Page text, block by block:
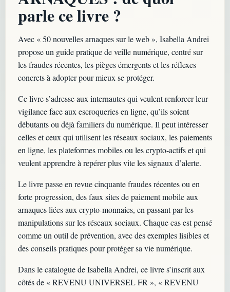
parle ce livre ?
Avec « 50 nouvelles arnaques sur le web », Isabella Andrei
propose un guide pratique de veille numérique, centré sur
les fraudes récentes, les pièges émergents et les réflexes
concrets à adopter pour mieux se protéger.
Ce livre s’adresse aux internautes qui veulent renforcer leur
vigilance face aux escroqueries en ligne, qu’ils soient
débutants ou déjà familiers du numérique. Il peut intéresser
celles et ceux qui utilisent les réseaux sociaux, les paiements
en ligne, les plateformes mobiles ou les crypto-actifs et qui
veulent apprendre à repérer plus vite les signaux d’alerte.
Le livre passe en revue cinquante fraudes récentes ou en
forte progression, des faux sites de paiement mobile aux
arnaques liées aux crypto-monnaies, en passant par les
manipulations sur les réseaux sociaux. Chaque cas est pensé
comme un outil de prévention, avec des exemples lisibles et
des conseils pratiques pour protéger sa vie numérique.
Dans le catalogue de Isabella Andrei, ce livre s’inscrit aux
côtés de « REVENU UNIVERSEL FR », « REVENU